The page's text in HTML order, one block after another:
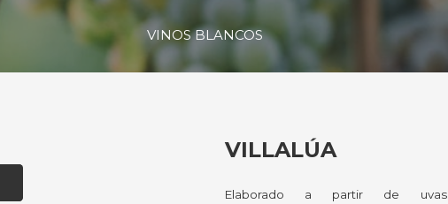
VINOS BLANCOS
VILLALÚA
Elaborado a partir de uvas